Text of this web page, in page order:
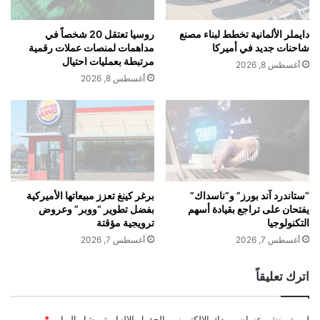
يفتحان على تراجع بقيادة أسهم التكنولوجيا
إقرأ المزيد
■ مصدر الخبر الأصلي
نشر لأول مرة على: rtarabic.com
تاريخ النشر:
ل
س
ك
ر
و
ر
ا
ء
ا
ص
د
ف
ي
دايملر الألمانية تخطط لبناء مصنع
شاحنات جديد في أميركا
أغسطس 8, 2026
روسيا تعتقل 20 شخصاً في
مداهمات لمنصات عملات رقمية
مرتبطة بعمليات احتيال
أغسطس 8, 2026
“ستاندرد آند بورز” و”ناسداك”
يفتحان على تراجع بقيادة أسهم
التكنولوجيا
أغسطس 7, 2026
برغر كينغ تعزز مبيعاتها الأميركية
بفضل تطوير “ووبر” وعروض
ترويجية مؤقتة
أغسطس 7, 2026
اترك تعليقاً